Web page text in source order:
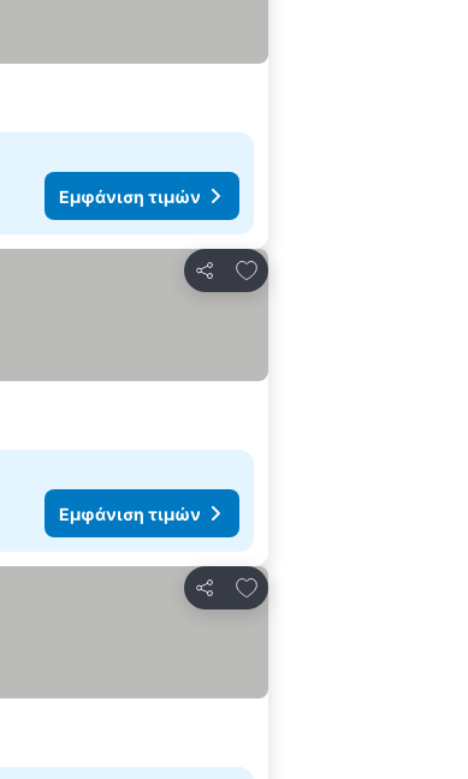
Εμφάνιση τιμών
Κοινοποίηση
Προσθήκη στα αγαπημένα
Εμφάνιση τιμών
Κοινοποίηση
Προσθήκη στα αγαπημένα